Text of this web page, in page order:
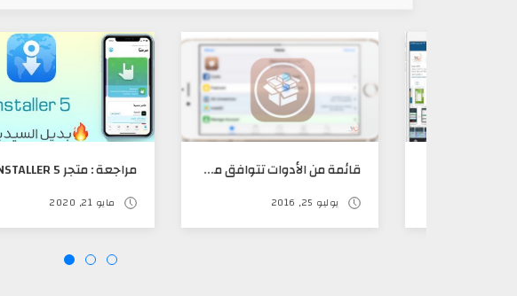
قائمة من الأدوات تتوافق مع IOS 9.3.3 و 9.2
يوليو 25, 2016
‏مراجعة : متجر INSTALLER 5 بديل ⁧‫السيديا‬⁩ مجاني يستحق التجربه
مايو 21, 2020